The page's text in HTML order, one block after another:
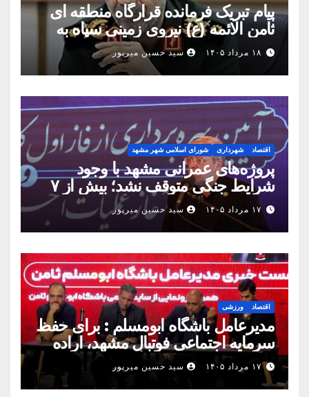
پیام تبریک فرمانده قرارگاه منطقه ای
ثامن الائمه (ع) نیروی زمینی سپاه به
مناسبت روز خبرنگار
۱۸ مرداد ۱۴۰۵ سید حسین میرپور
اقتصاد شهرداری شورای اسلامی شهر مشهد
پروژه‌های عمرانی مشهد با وجود
شرایط جنگی متوقف نشد؛ بیش از ۷
همت پروژه در ۱۶۰ روز به بهره‌برداری
رسید
۱۷ مرداد ۱۴۰۵ سید حسین میرپور
اقتصاد ورزشی
مدیرعامل باشگاه ابومسلم : برای حفظ
سرمایه اجتماعی فوتبال مشهد، اراده
مشترک استان شکل بگیرد
۱۷ مرداد ۱۴۰۵ سید حسین میرپور